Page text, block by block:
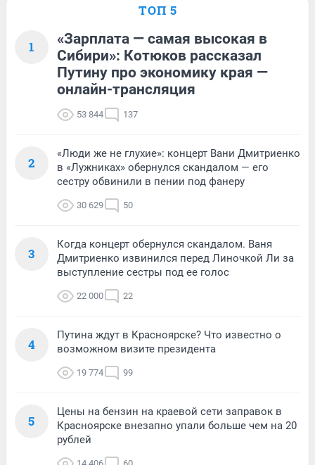
ТОП 5
1
«Зарплата — самая высокая в
Сибири»: Котюков рассказал
Путину про экономику края —
онлайн-трансляция
53 844 137
2
«Люди же не глухие»: концерт Вани Дмитриенко
в «Лужниках» обернулся скандалом — его
сестру обвинили в пении под фанеру
30 629 50
3
Когда концерт обернулся скандалом. Ваня
Дмитриенко извинился перед Линочкой Ли за
выступление сестры под ее голос
22 000 22
4
Путина ждут в Красноярске? Что известно о
возможном визите президента
19 774 99
5
Цены на бензин на краевой сети заправок в
Красноярске внезапно упали больше чем на 20
рублей